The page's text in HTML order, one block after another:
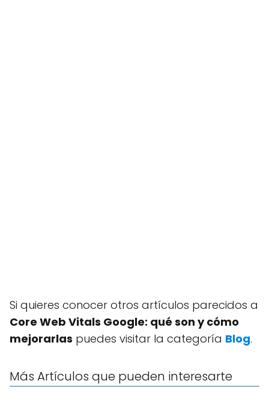
Si quieres conocer otros artículos parecidos a
Core Web Vitals Google: qué son y cómo
mejorarlas puedes visitar la categoría Blog.
Más Artículos que pueden interesarte